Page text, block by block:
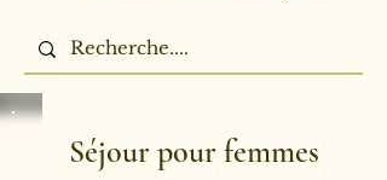
Séjour pour femmes